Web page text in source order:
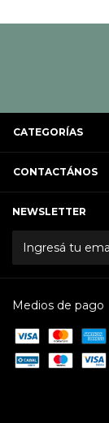
CATEGORÍAS
CONTACTÁNOS
NEWSLETTER
Medios de pago